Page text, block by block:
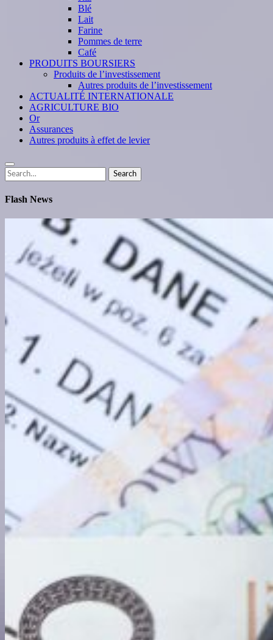
Blé
Lait
Farine
Pommes de terre
Café
PRODUITS BOURSIERS
Produits de l’investissement
Autres produits de l’investissement
ACTUALITÉ INTERNATIONALE
AGRICULTURE BIO
Or
Assurances
Autres produits à effet de levier
Search
for:
Search
Flash News